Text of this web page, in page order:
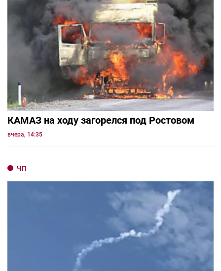
КАМАЗ на ходу загорелся под Ростовом
вчера, 14:35
ЧП